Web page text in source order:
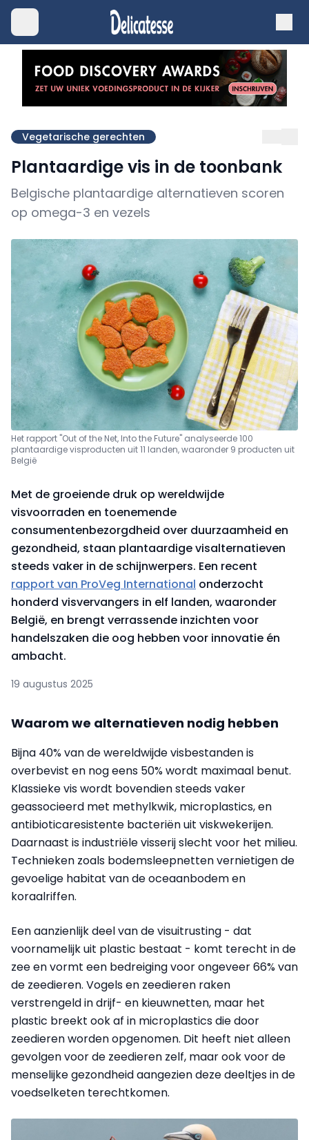
Vegetarische gerechten
Plantaardige vis in de toonbank
Belgische plantaardige alternatieven scoren
op omega-3 en vezels
Het rapport "Out of the Net, Into the Future" analyseerde 100
plantaardige visproducten uit 11 landen, waaronder 9 producten uit
België
Met de groeiende druk op wereldwijde
visvoorraden en toenemende
consumentenbezorgdheid over duurzaamheid en
gezondheid, staan plantaardige visalternatieven
steeds vaker in de schijnwerpers. Een recent
rapport van ProVeg International onderzocht
honderd visvervangers in elf landen, waaronder
België, en brengt verrassende inzichten voor
handelszaken die oog hebben voor innovatie én
ambacht.
19 augustus 2025
Waarom we alternatieven nodig hebben
Bijna 40% van de wereldwijde visbestanden is
overbevist en nog eens 50% wordt maximaal benut.
Klassieke vis wordt bovendien steeds vaker
geassocieerd met methylkwik, microplastics, en
antibioticaresistente bacteriën uit viskwekerijen.
Daarnaast is industriële visserij slecht voor het milieu.
Technieken zoals bodemsleepnetten vernietigen de
gevoelige habitat van de oceaanbodem en
koraalriffen.
Een aanzienlijk deel van de visuitrusting - dat
voornamelijk uit plastic bestaat - komt terecht in de
zee en vormt een bedreiging voor ongeveer 66% van
de zeedieren. Vogels en zeedieren raken
verstrengeld in drijf- en kieuwnetten, maar het
plastic breekt ook af in microplastics die door
zeedieren worden opgenomen. Dit heeft niet alleen
gevolgen voor de zeedieren zelf, maar ook voor de
menselijke gezondheid aangezien deze deeltjes in de
voedselketen terechtkomen.